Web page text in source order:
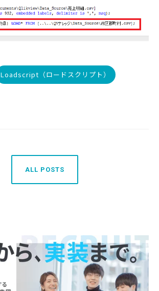
Loadscript（ロードスクリプト）
ALL POSTS